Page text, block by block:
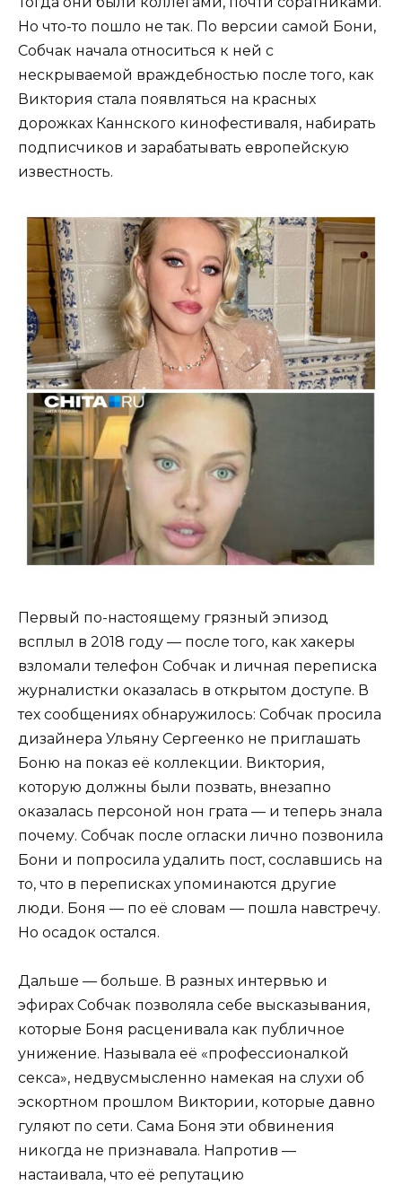
Но что-то пошло не так. По версии самой Бони,
Собчак начала относиться к ней с
нескрываемой враждебностью после того, как
Виктория стала появляться на красных
дорожках Каннского кинофестиваля, набирать
подписчиков и зарабатывать европейскую
известность.
Первый по-настоящему грязный эпизод
всплыл в 2018 году — после того, как хакеры
взломали телефон Собчак и личная переписка
журналистки оказалась в открытом доступе. В
тех сообщениях обнаружилось: Собчак просила
дизайнера Ульяну Сергеенко не приглашать
Боню на показ её коллекции. Виктория,
которую должны были позвать, внезапно
оказалась персоной нон грата — и теперь знала
почему. Собчак после огласки лично позвонила
Бони и попросила удалить пост, сославшись на
то, что в переписках упоминаются другие
люди. Боня — по её словам — пошла навстречу.
Но осадок остался.
Дальше — больше. В разных интервью и
эфирах Собчак позволяла себе высказывания,
которые Боня расценивала как публичное
унижение. Называла её «профессионалкой
секса», недвусмысленно намекая на слухи об
эскортном прошлом Виктории, которые давно
гуляют по сети. Сама Боня эти обвинения
никогда не признавала. Напротив —
настаивала, что её репутацию